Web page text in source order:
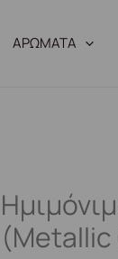
ΑΡΩΜΑΤΑ
(Metallic
Ημιμόνιμο
βερνίκι
8ml